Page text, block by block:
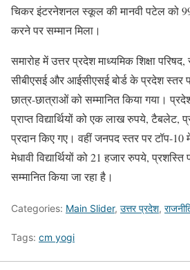
चिकर इंटरनेशनल स्कूल की मानवी पटेल को
करने पर सम्मान मिला।
समारोह में उत्तर प्रदेश माध्यमिक शिक्षा
सीबीएसई और आईसीएसई बोर्ड के प्रदेश स्तर
छात्र-छात्राओं को सम्मानित किया गया।
प्राप्त विद्यार्थियों को एक लाख रुपये,
प्रदान किए गए। वहीं जनपद स्तर पर टॉप-10
मेधावी विद्यार्थियों को 21 हजार रुपये,
सम्मानित किया जा रहा है।
Categories: Main Slider, उत्तर प्रदेश,
Tags: cm yogi